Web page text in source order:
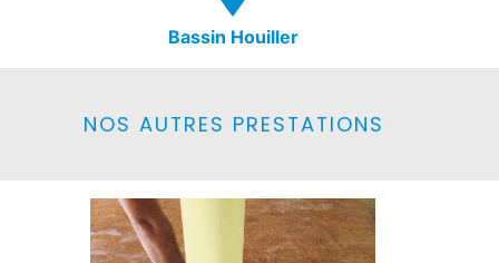
Bassin Houiller
NOS AUTRES PRESTATIONS